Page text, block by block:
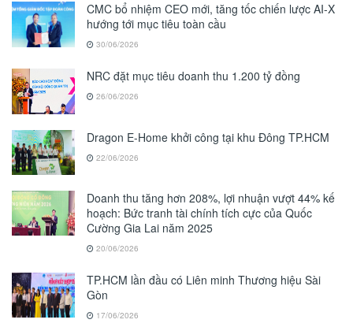
CMC bổ nhiệm CEO mới, tăng tốc chiến lược AI-X
hướng tới mục tiêu toàn cầu
30/06/2026
NRC đặt mục tiêu doanh thu 1.200 tỷ đồng
26/06/2026
Dragon E-Home khởi công tại khu Đông TP.HCM
22/06/2026
Doanh thu tăng hơn 208%, lợi nhuận vượt 44% kế
hoạch: Bức tranh tài chính tích cực của Quốc
Cường Gia Lai năm 2025
20/06/2026
TP.HCM lần đầu có Liên minh Thương hiệu Sài
Gòn
17/06/2026